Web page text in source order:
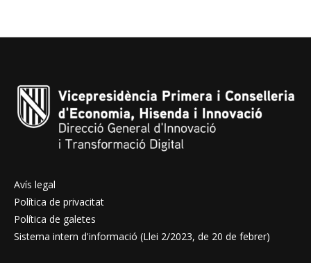
Avís legal
Política de privacitat
Política de galetes
Sistema intern d'informació (Llei 2/2023, de 20 de febrer)